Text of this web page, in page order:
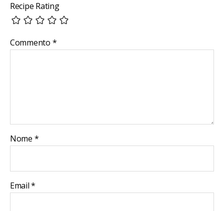
Recipe Rating
Commento *
Nome *
Email*